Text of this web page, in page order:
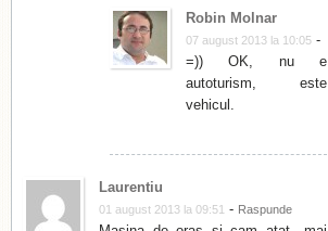
Robin Molnar
07 august 2013 la 10:05 -
=)) OK, nu e
autoturism, este
vehicul.
Laurentiu
01 august 2013 la 09:51 - Raspunde